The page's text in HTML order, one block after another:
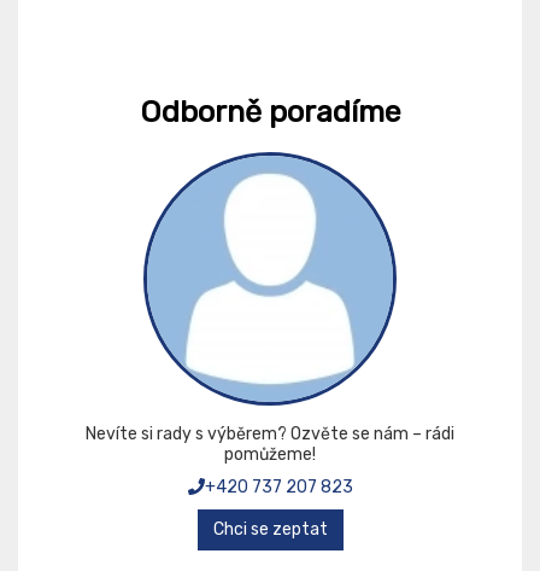
Odborně poradíme
Nevíte si rady s výběrem? Ozvěte se nám – rádi
pomůžeme!
+420 737 207 823
Chci se zeptat